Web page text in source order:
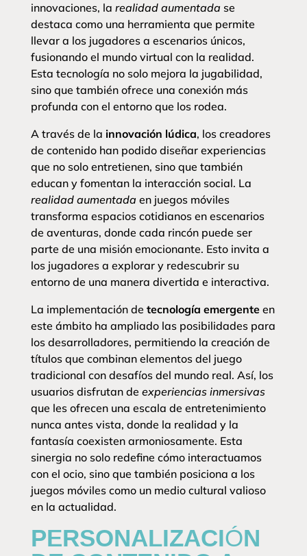
innovaciones, la realidad aumentada se
destaca como una herramienta que permite
llevar a los jugadores a escenarios únicos,
fusionando el mundo virtual con la realidad.
Esta tecnología no solo mejora la jugabilidad,
sino que también ofrece una conexión más
profunda con el entorno que los rodea.
A través de la innovación lúdica, los creadores
de contenido han podido diseñar experiencias
que no solo entretienen, sino que también
educan y fomentan la interacción social. La
realidad aumentada en juegos móviles
transforma espacios cotidianos en escenarios
de aventuras, donde cada rincón puede ser
parte de una misión emocionante. Esto invita a
los jugadores a explorar y redescubrir su
entorno de una manera divertida e interactiva.
La implementación de tecnología emergenteen
este ámbito ha ampliado las posibilidades para
los desarrolladores, permitiendo la creación de
títulos que combinan elementos del juego
tradicional con desafíos del mundo real. Así, los
usuarios disfrutan de experiencias inmersivas
que les ofrecen una escala de entretenimiento
nunca antes vista, donde la realidad y la
fantasía coexisten armoniosamente. Esta
sinergia no solo redefine cómo interactuamos
con el ocio, sino que también posiciona a los
juegos móviles como un medio cultural valioso
en la actualidad.
PERSONALIZACIÓN